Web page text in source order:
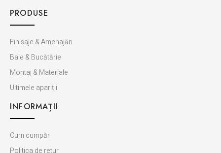
PRODUSE
Finisaje & Amenajări
Baie & Bucătărie
Montaj & Materiale
Ultimele apariții
INFORMAȚII
Cum cumpăr
Politica de retur